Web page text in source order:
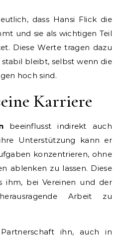
dass Hansi Flick die
und sie als wichtigen Teil
Diese Werte tragen dazu
stabil bleibt, selbst wenn die
hoch sind.
Karriere
beeinflusst indirekt auch
Unterstützung kann er
konzentrieren, ohne
ablenken zu lassen. Diese
ihm, bei Vereinen und der
Arbeit zu
ihn, auch in